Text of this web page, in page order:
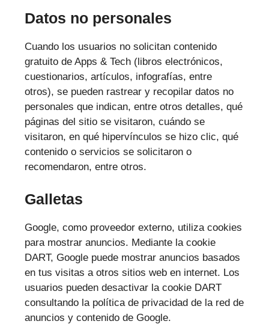
Datos no personales
Cuando los usuarios no solicitan contenido
gratuito de Apps & Tech (libros electrónicos,
cuestionarios, artículos, infografías, entre
otros), se pueden rastrear y recopilar datos no
personales que indican, entre otros detalles, qué
páginas del sitio se visitaron, cuándo se
visitaron, en qué hipervínculos se hizo clic, qué
contenido o servicios se solicitaron o
recomendaron, entre otros.
Galletas
Google, como proveedor externo, utiliza cookies
para mostrar anuncios. Mediante la cookie
DART, Google puede mostrar anuncios basados
en tus visitas a otros sitios web en internet. Los
usuarios pueden desactivar la cookie DART
consultando la política de privacidad de la red de
anuncios y contenido de Google.